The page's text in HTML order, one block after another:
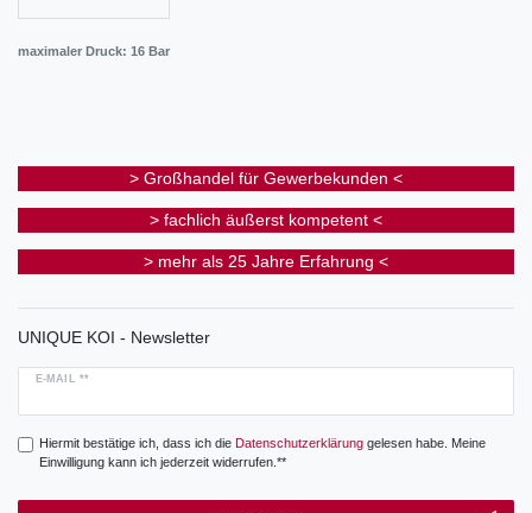
maximaler Druck: 16 Bar
> Großhandel für Gewerbekunden <
> fachlich äußerst kompetent <
> mehr als 25 Jahre Erfahrung <
UNIQUE KOI - Newsletter
E-MAIL **
Hiermit bestätige ich, dass ich die Daten­schutz­erklärunggelesen habe. Meine
Einwilligung kann ich jederzeit widerrufen.**